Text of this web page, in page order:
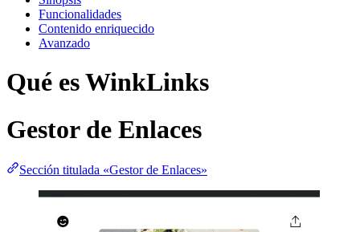
Funcionalidades
Contenido enriquecido
Avanzado
Qué es WinkLinks
Gestor de Enlaces
Sección titulada «Gestor de Enlaces»